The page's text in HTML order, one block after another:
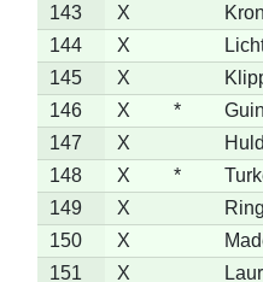
143
X
144
X
145
X
146
X *
147
X
148
X *
149
X
150
X
151
X